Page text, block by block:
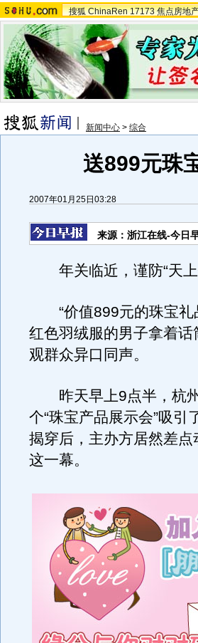
搜狐 ChinaRen 17173 焦点房地
新闻中心 > 综合
送899元珠
2007年01月25日03:28
来源：浙江在线-今日
年关临近，谨防“天上
“价值899元的珠宝礼
红色羽绒服的男子拿着话
观群众异口同声。
昨天早上9点半，杭州
个“珠宝产品展示会”吸
揭穿后，主办方居然差
这一幕。